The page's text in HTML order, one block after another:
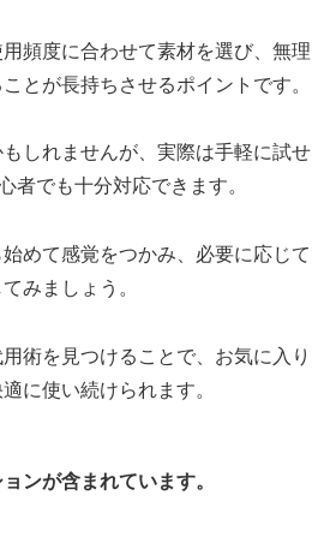
頻度に合わせて素材を選び、無理
とが長持ちさせるポイントです。
しれませんが、実際は手軽に試せ
者でも十分対応できます。
めて感覚をつかみ、必要に応じて
みましょう。
術を見つけることで、お気に入り
に使い続けられます。
ンが含まれています。